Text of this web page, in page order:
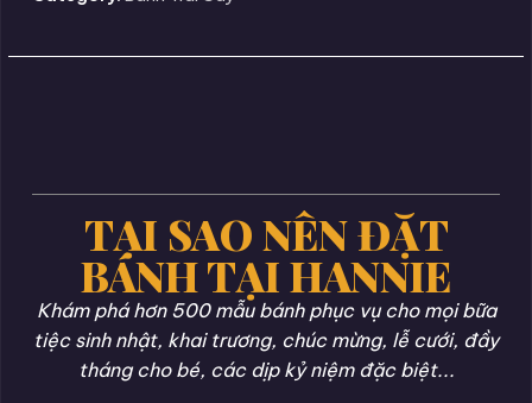
TẠI SAO NÊN ĐẶT
BÁNH TẠI HANNIE
Khám phá hơn 500 mẫu bánh phục vụ cho mọi bữa
tiệc sinh nhật, khai trương, chúc mừng, lễ cưới, đầy
tháng cho bé, các dịp kỷ niệm đặc biệt...